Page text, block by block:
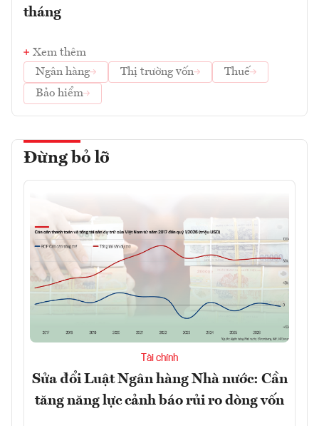
tháng
Xem thêm
Ngân hàng
Thị trường vốn
Thuế
Bảo hiểm
Đừng bỏ lỡ
Tài chính
Sửa đổi Luật Ngân hàng Nhà nước: Cần
tăng năng lực cảnh báo rủi ro dòng vốn